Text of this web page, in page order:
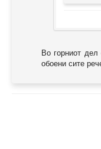
Во горниот
обоени сите